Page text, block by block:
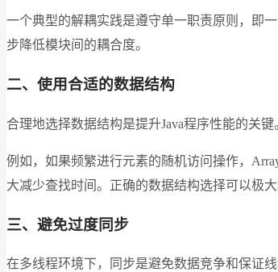
一个典型的解耦实践是遵守单一职责原则，即
步降低模块间的耦合度。
二、使用合适的数据结构
合理地选择数据结构是提升Java程序性能的关
例如，如果频繁进行元素的随机访问操作，
大减少查找时间。正确的数据结构选择可以极大
三、避免过度同步
在多线程环境下，同步是避免数据竞争和保证